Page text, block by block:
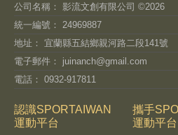
公司名稱： 影流文創有限公司 ©2026
統一編號： 24969887
地址： 宜蘭縣五結鄉親河路二段141號
電子郵件： juinanch@gmail.com
電話： 0932-917811
認識SPORTAIWAN
運動平台
攜手
運動平台